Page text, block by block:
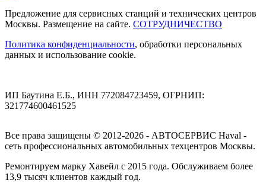
Предложение для сервисных станций и технических центров
Москвы. Размещение на сайте. СОТРУДНИЧЕСТВО
Политика конфиденциальности, обработки персональных
данных и использование cookie.
ИП Баутина Е.Б., ИНН 772084723459, ОГРНИП:
321774600461525
Все права защищены © 2012-2026 - АВТОСЕРВИС Haval -
сеть профессиональных автомобильных техцентров Москвы.
Ремонтируем марку Хавейл с 2015 года. Обслуживаем более
13,9 тысяч клиентов каждый год.